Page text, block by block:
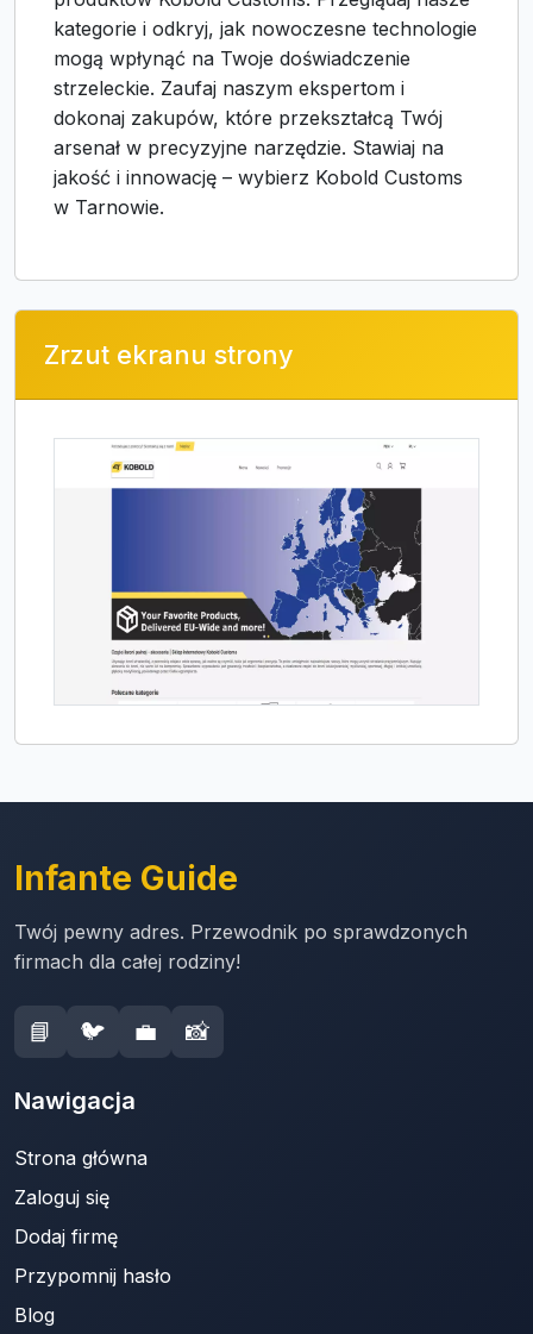
kategorie i odkryj, jak nowoczesne technologie
mogą wpłynąć na Twoje doświadczenie
strzeleckie. Zaufaj naszym ekspertom i
dokonaj zakupów, które przekształcą Twój
arsenał w precyzyjne narzędzie. Stawiaj na
jakość i innowację – wybierz Kobold Customs
w Tarnowie.
Zrzut ekranu strony
Infante Guide
Twój pewny adres. Przewodnik po sprawdzonych
firmach dla całej rodziny!
📘 🐦 💼 📸
Nawigacja
Strona główna
Zaloguj się
Dodaj firmę
Przypomnij hasło
Blog